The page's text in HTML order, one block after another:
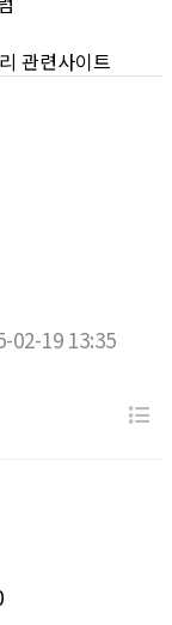
관련사이트
02-19 13:35